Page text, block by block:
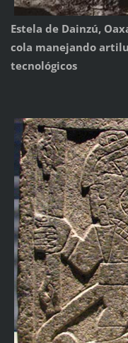
Estela de Dainzú,
cola manejando
tecnológicos